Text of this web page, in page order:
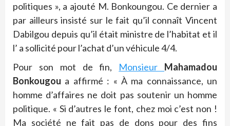
politiques », a ajouté M. Bonkoungou. Ce dernier a
par ailleurs insisté sur le fait qu’il connaît Vincent
Dabilgou depuis qu’il était ministre de l’habitat et il
l’ a sollicité pour l’achat d’un véhicule 4/4.
Pour son mot de fin, Monsieur Mahamadou
Bonkougou a affirmé : « À ma connaissance, un
homme d’affaires ne doit pas soutenir un homme
politique. « Si d’autres le font, chez moi c’est non !
Ma société ne fait pas de dons pour des fins